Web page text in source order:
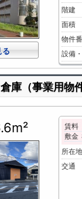
階建
面積
物件
設備
庫（事業用物件
賃料
敷金
所在地
交通